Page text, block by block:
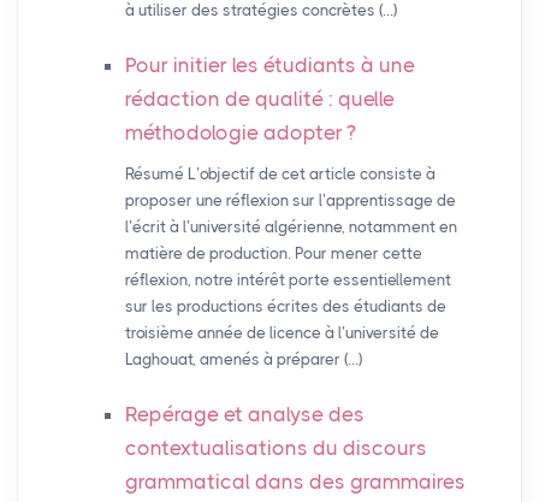
à utiliser des stratégies concrètes (…)
Pour initier les étudiants à une
rédaction de qualité : quelle
méthodologie adopter?
Résumé L’objectif de cet article consiste à
proposer une réflexion sur l’apprentissage de
l’écrit à l’université algérienne, notamment en
matière de production. Pour mener cette
réflexion, notre intérêt porte essentiellement
sur les productions écrites des étudiants de
troisième année de licence à l’université de
Laghouat, amenés à préparer (…)
Repérage et analyse des
contextualisations du discours
grammatical dans des grammaires